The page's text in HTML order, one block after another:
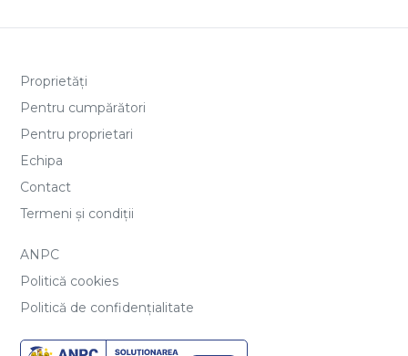
Proprietăți
Pentru cumpărători
Pentru proprietari
Echipa
Contact
Termeni și condiții
ANPC
Politică cookies
Politică de confidențialitate